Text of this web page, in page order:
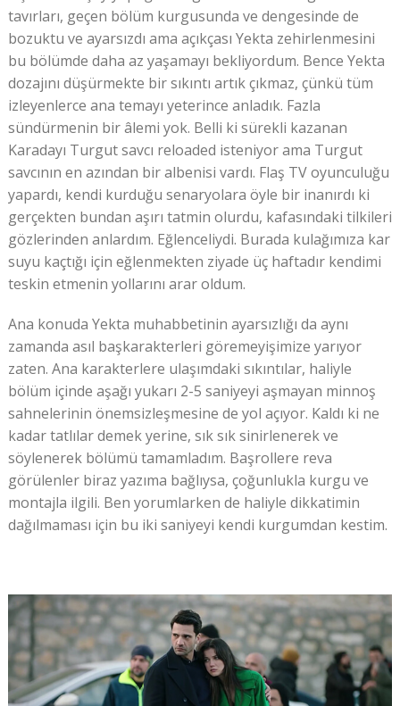
tavırları, geçen bölüm kurgusunda ve dengesinde de
bozuktu ve ayarsızdı ama açıkçası Yekta zehirlenmesini
bu bölümde daha az yaşamayı bekliyordum. Bence Yekta
dozajını düşürmekte bir sıkıntı artık çıkmaz, çünkü tüm
izleyenlerce ana temayı yeterince anladık. Fazla
sündürmenin bir âlemi yok. Belli ki sürekli kazanan
Karadayı Turgut savcı reloaded isteniyor ama Turgut
savcının en azından bir albenisi vardı. Flaş TV oyunculuğu
yapardı, kendi kurduğu senaryolara öyle bir inanırdı ki
gerçekten bundan aşırı tatmin olurdu, kafasındaki tilkileri
gözlerinden anlardım. Eğlenceliydi. Burada kulağımıza kar
suyu kaçtığı için eğlenmekten ziyade üç haftadır kendimi
teskin etmenin yollarını arar oldum.
Ana konuda Yekta muhabbetinin ayarsızlığı da aynı
zamanda asıl başkarakterleri göremeyişimize yarıyor
zaten. Ana karakterlere ulaşımdaki sıkıntılar, haliyle
bölüm içinde aşağı yukarı 2-5 saniyeyi aşmayan minnoş
sahnelerinin önemsizleşmesine de yol açıyor. Kaldı ki ne
kadar tatlılar demek yerine, sık sık sinirlenerek ve
söylenerek bölümü tamamladım. Başrollere reva
görülenler biraz yazıma bağlıysa, çoğunlukla kurgu ve
montajla ilgili. Ben yorumlarken de haliyle dikkatimin
dağılmaması için bu iki saniyeyi kendi kurgumdan kestim.